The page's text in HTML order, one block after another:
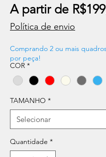
A partir de
Política de envio
Comprando 2 ou mais
por peça!
COR *
TAMANHO *
Quantidade *